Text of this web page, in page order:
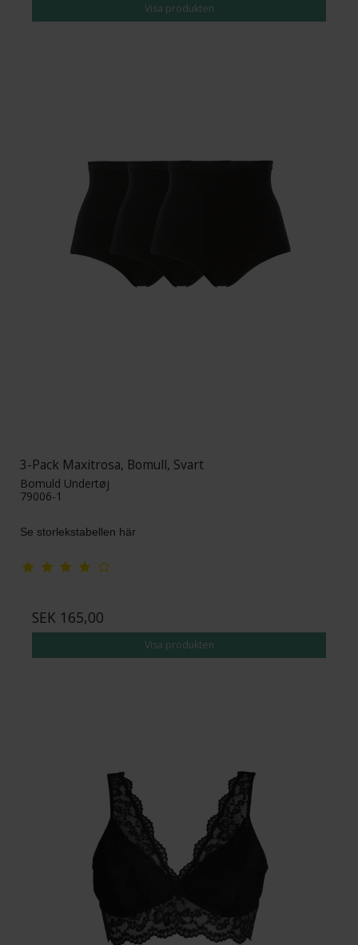
Visa produkten
3-Pack Maxitrosa, Bomull, Svart
Bomuld Undertøj
79006-1
Se storlekstabellen här
SEK 165,00
Visa produkten